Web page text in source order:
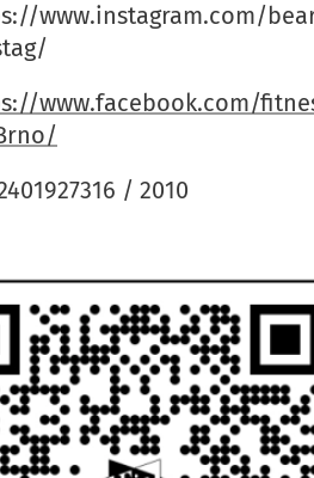
www.instagram.com/
www.facebook.com/
/ 2010